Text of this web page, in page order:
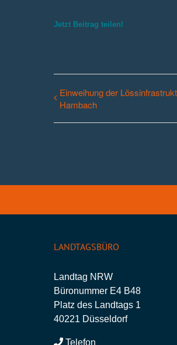
Jetzt Beitrag teilen!
Einweihung der
Hambach
LANDTAGSBÜRO
Landtag NRW
Büronummer E4 B48
Platz des Landtags 1
40221 Düsseldorf
Telefon